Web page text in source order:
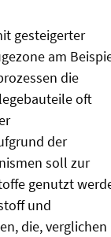
gesteigerter
am
die
oft
der
soll zur
genutzt
und
die,